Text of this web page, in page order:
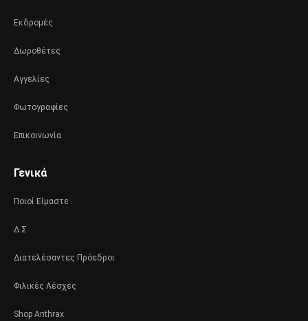
Εκδρομές
Δωροθέτες
Αγγελίες
Φωτογραφίες
Επικοινωνία
Γενικά
Ποιοί Είμαστε
Δ.Σ
Διατελέσαντες Πρόεδροι
Φιλικές Λέσχες
Shop Anthrax